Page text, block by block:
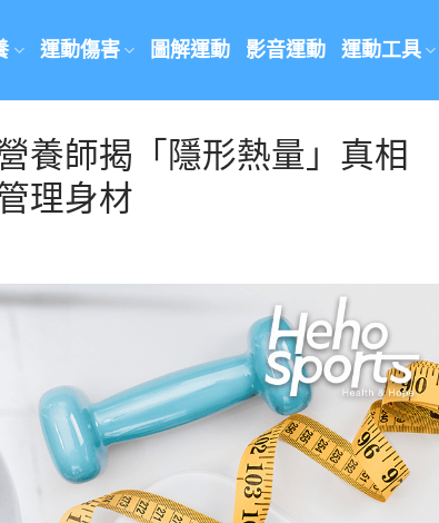
運動傷害 圖解運動 影音運動 運動工具
養師揭「隱形熱量」真相
理身材